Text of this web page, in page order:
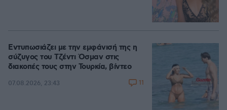
Εντυπωσιάζει με την εμφάνισή της η
σύζυγος του Τζέντι Όσμαν στις
διακοπές τους στην Τουρκία, βίντεο
07.08.2026, 23:43 11